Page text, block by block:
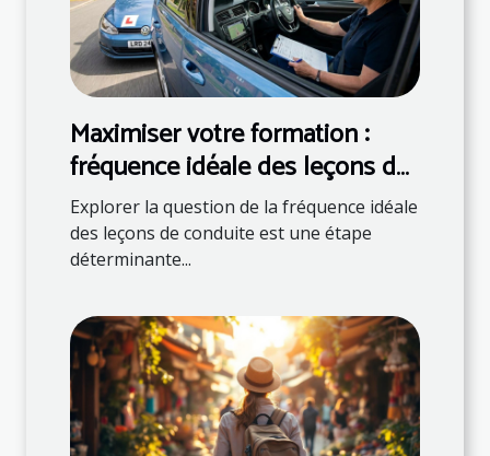
Maximiser votre formation :
fréquence idéale des leçons de
conduite
Explorer la question de la fréquence idéale
des leçons de conduite est une étape
déterminante...